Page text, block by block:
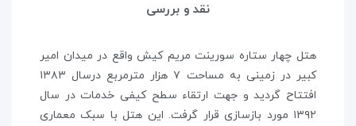
نقد و بررسی
هتل چهار ستاره سورینت مریم کیش واقع در میدان امیر
کبیر در زمینی به مساحت ۷ هزار مترمربع درسال ۱۳۸۳
افتتاح گردید و جهت ارتقاء سطح کیفی خدمات در سال
۱۳۹۲ مورد بازسازی قرار گرفت. این هتل با سبک معماری